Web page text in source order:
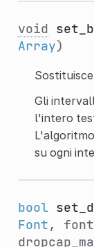
void
Array)
Gli
l'intero
su ogni
bool
Font,